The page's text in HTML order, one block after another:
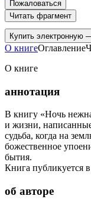
Пожаловаться
Читать фрагмент
Купить электронную
О книгеОглавление
О книге
аннотация
В книгу «Ночь
и жизни,
судьба, когда на
божественное
бытия.
Книга публикуется
об авторе